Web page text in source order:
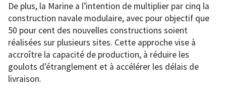
De plus, la Marine a l’intention de multiplier par cinq la
construction navale modulaire, avec pour objectif que
50 pour cent des nouvelles constructions soient
réalisées sur plusieurs sites. Cette approche vise à
accroître la capacité de production, à réduire les
goulots d’étranglement et à accélérer les délais de
livraison.